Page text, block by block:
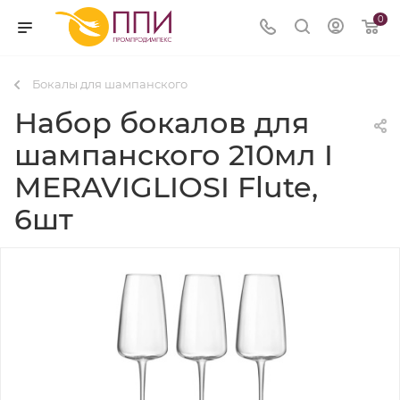
0
Бокалы для шампанского
Набор бокалов для
шампанского 210мл I
MERAVIGLIOSI Flute,
6шт